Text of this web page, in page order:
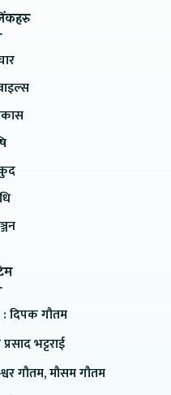
दिपक गौतम
भट्टराई
गौतम, मौसम गौतम